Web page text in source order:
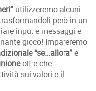
utilizzeremo alcuni
però in un
input e messaggi e
gioco! Impareremo
“se…allora”e
oltre che
sui valori e il